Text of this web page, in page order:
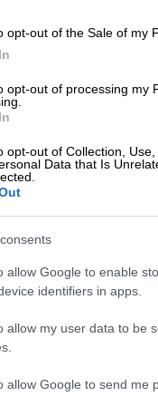
opt-out of the Sale of my
opt-out of processing my
opt-out of Collection,
Data that Is
allow Google to enable
identifiers in apps.
allow my user data to be
allow Google to send me
Ελλάδα|
σκιά πίσω
Η δράση του
κορυφή του
Ελλάδα|
ραντεβού
σμηνάρχου